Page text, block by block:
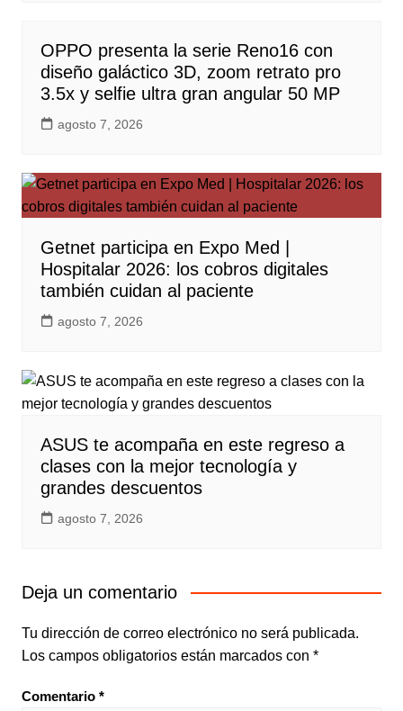
OPPO presenta la serie Reno16 con
diseño galáctico 3D, zoom retrato pro
3.5x y selfie ultra gran angular 50 MP
agosto 7, 2026
Getnet participa en Expo Med |
Hospitalar 2026: los cobros digitales
también cuidan al paciente
agosto 7, 2026
ASUS te acompaña en este regreso a
clases con la mejor tecnología y
grandes descuentos
agosto 7, 2026
Deja un comentario
Tu dirección de correo electrónico no será publicada.
Los campos obligatorios están marcados con *
Comentario *